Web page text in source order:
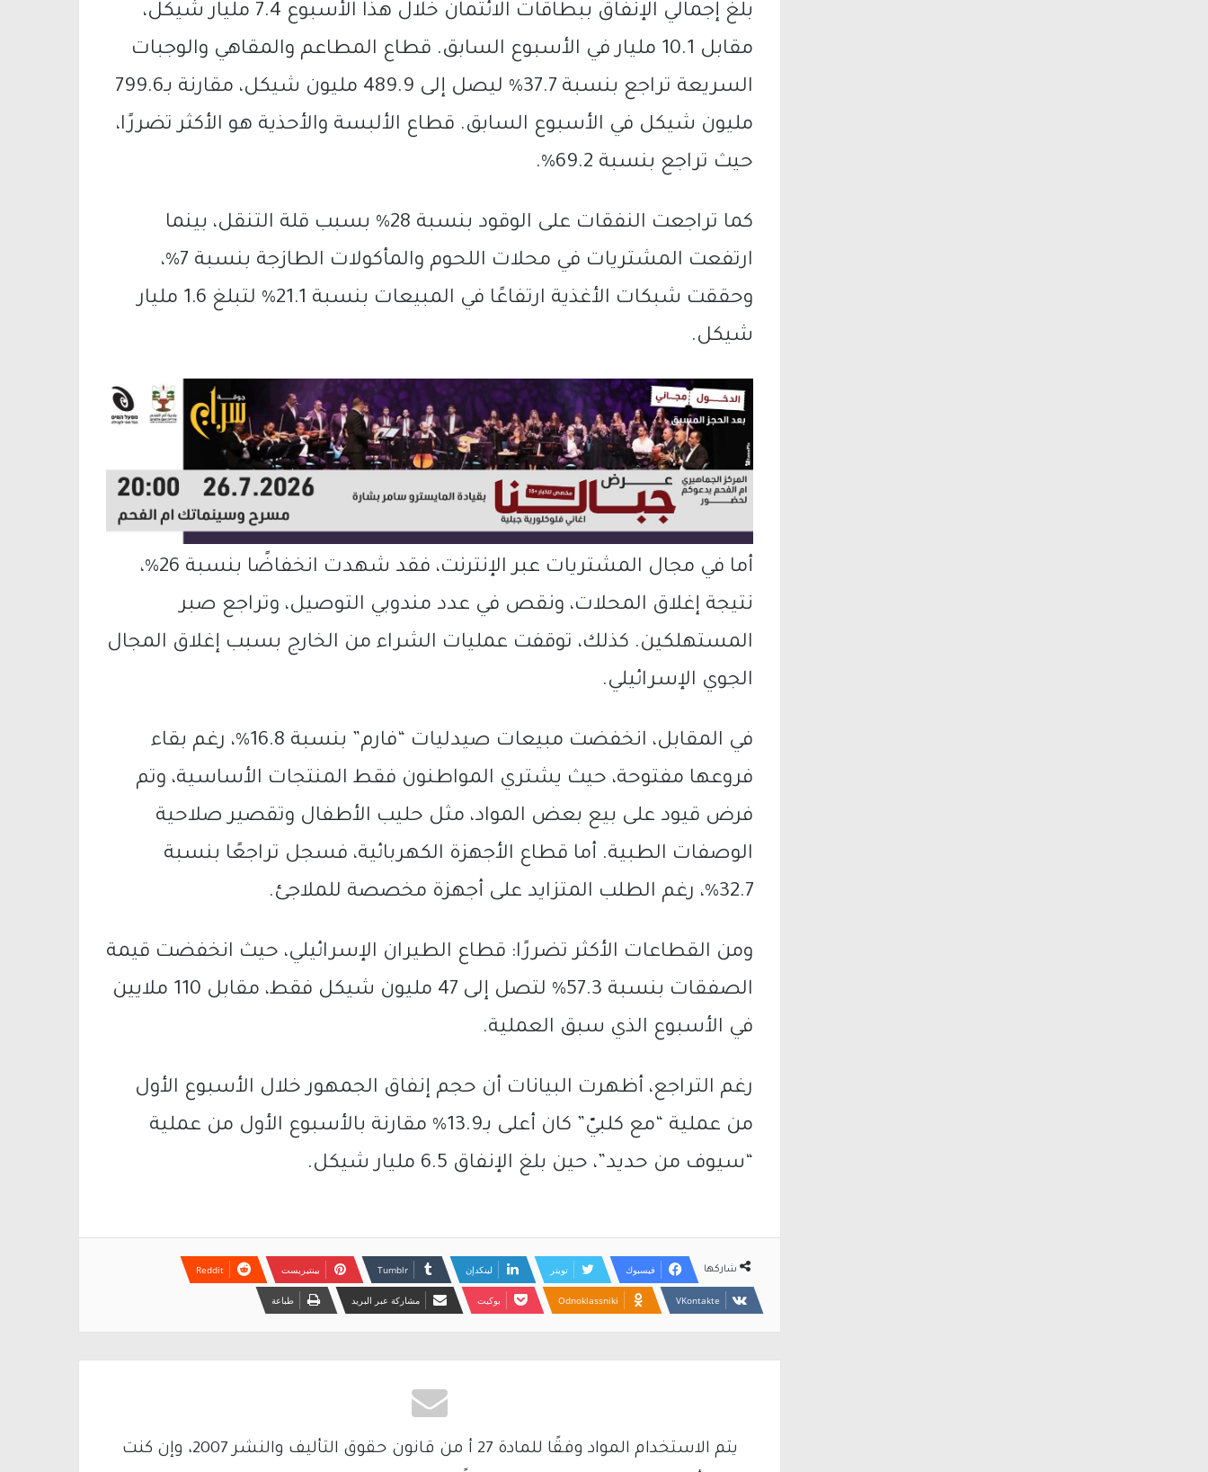
بلغ إجمالي الإنفاق ببطاقات الائتمان خلال هذا الأسبوع 7.4 مليار شيكل،
مقابل 10.1 مليار في الأسبوع السابق. قطاع المطاعم والمقاهي والوجبات
السريعة تراجع بنسبة 37.7% ليصل إلى 489.9 مليون شيكل، مقارنة بـ799.6
مليون شيكل في الأسبوع السابق. قطاع الألبسة والأحذية هو الأكثر تضررًا،
حيث تراجع بنسبة 69.2%.
كما تراجعت النفقات على الوقود بنسبة 28% بسبب قلة التنقل، بينما
ارتفعت المشتريات في محلات اللحوم والمأكولات الطازجة بنسبة 7%،
وحققت شبكات الأغذية ارتفاعًا في المبيعات بنسبة 21.1% لتبلغ 1.6 مليار
شيكل.
أما في مجال المشتريات عبر الإنترنت، فقد شهدت انخفاضًا بنسبة 26%،
نتيجة إغلاق المحلات، ونقص في عدد مندوبي التوصيل، وتراجع صبر
المستهلكين. كذلك، توقفت عمليات الشراء من الخارج بسبب إغلاق المجال
الجوي الإسرائيلي.
في المقابل، انخفضت مبيعات صيدليات “فارم” بنسبة 16.8%، رغم بقاء
فروعها مفتوحة، حيث يشتري المواطنون فقط المنتجات الأساسية، وتم
فرض قيود على بيع بعض المواد، مثل حليب الأطفال وتقصير صلاحية
الوصفات الطبية. أما قطاع الأجهزة الكهربائية، فسجل تراجعًا بنسبة
32.7%، رغم الطلب المتزايد على أجهزة مخصصة للملاجئ.
ومن القطاعات الأكثر تضررًا: قطاع الطيران الإسرائيلي، حيث انخفضت قيمة
الصفقات بنسبة 57.3% لتصل إلى 47 مليون شيكل فقط، مقابل 110 ملايين
في الأسبوع الذي سبق العملية.
رغم التراجع، أظهرت البيانات أن حجم إنفاق الجمهور خلال الأسبوع الأول
من عملية “مع كلبيّ” كان أعلى بـ13.9% مقارنة بالأسبوع الأول من عملية
“سيوف من حديد”، حين بلغ الإنفاق 6.5 مليار شيكل.
شاركها فيسبوك تويتر لينكدإن بينتيريست
Odnoklassniki بوكيت مشاركة عبر البريد طباعة
يتم الاستخدام المواد وفقًا للمادة 27 أ من قانون حقوق التأليف والنشر 2007، وإن كنت